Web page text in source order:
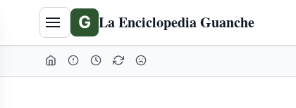
G La Enciclopedia Guanche